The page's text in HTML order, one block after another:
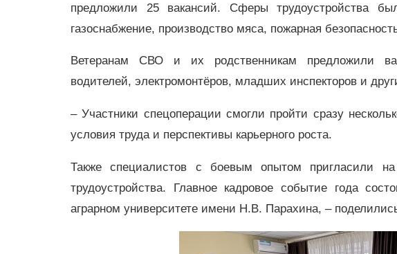
предложили 25 вакансий. Сферы трудоустройства
газоснабжение, производство мяса, пожарная
Ветеранам СВО и их родственникам предложили
водителей, электромонтёров, младших инспекторов и
– Участники спецоперации смогли пройти сразу
условия труда и перспективы карьерного роста.
Также специалистов с боевым опытом пригласили
трудоустройства. Главное кадровое событие года
аграрном университете имени Н.В. Парахина, –